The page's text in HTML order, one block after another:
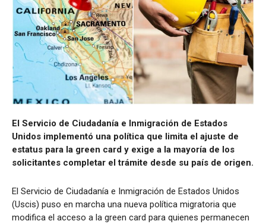
El Servicio de Ciudadanía e Inmigración de Estados
Unidos implementó una política que limita el ajuste de
estatus para la green card y exige a la mayoría de los
solicitantes completar el trámite desde su país de origen.
El Servicio de Ciudadanía e Inmigración de Estados Unidos
(Uscis) puso en marcha una nueva política migratoria que
modifica el acceso a la green card para quienes permanecen